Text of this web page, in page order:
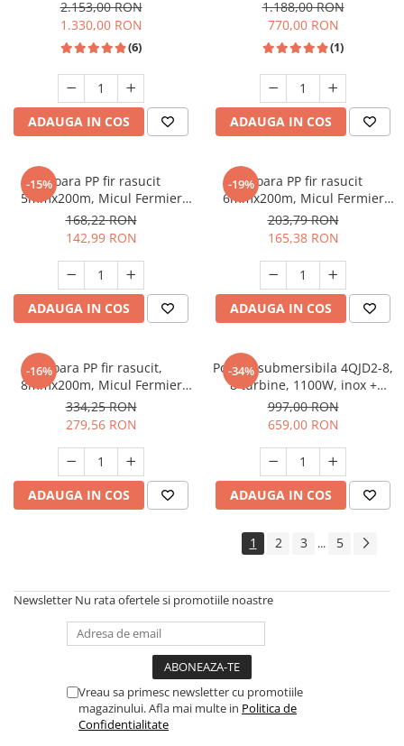
bobinaj cupru, 200m
2.153,00 RON
1.330,00 RON
(6)
ADAUGA IN COS
bobinaj cupru
1.188,00 RON
770,00 RON
(1)
ADAUGA IN COS
-15%Sfoara PP fir rasucit
5mmx200m, Micul Fermier
GF-2318
168,22 RON
142,99 RON
ADAUGA IN COS
-19%Sfoara PP fir rasucit
6mmx200m, Micul Fermier
GF-2319
203,79 RON
165,38 RON
ADAUGA IN COS
-16%Sfoara PP fir rasucit,
8mmx200m, Micul Fermier
GF-2320
334,25 RON
279,56 RON
ADAUGA IN COS
-34%
Pompa submersibila 4QJD2-8,
8 turbine, 1100W, inox +
presostat electronic 2200W
Raider
997,00 RON
659,00 RON
ADAUGA IN COS
1 2 3 ... 5
Newsletter Nu rata ofertele si promotiile noastre
Vreau sa primesc newsletter cu promotiile
magazinului. Afla mai multe in Politica de
Confidentialitate